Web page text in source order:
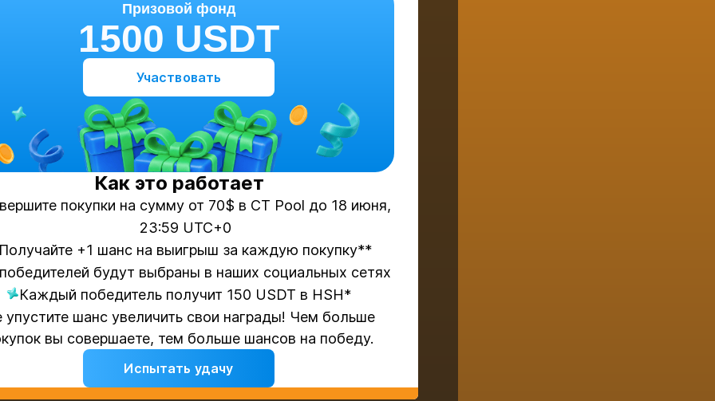
Призовой фонд
1500 USDT
Участвовать
Как это работает
покупки на сумму от 70$ в CT Pool до 18 июня,
23:59 UTC+0
+1 шанс на выигрыш за каждую покупку**
будут выбраны в наших социальных сетях
Каждый победитель получит 150 USDT в HSH*
упустите шанс увеличить свои награды! Чем больше
вы совершаете, тем больше шансов на победу.
Испытать удачу